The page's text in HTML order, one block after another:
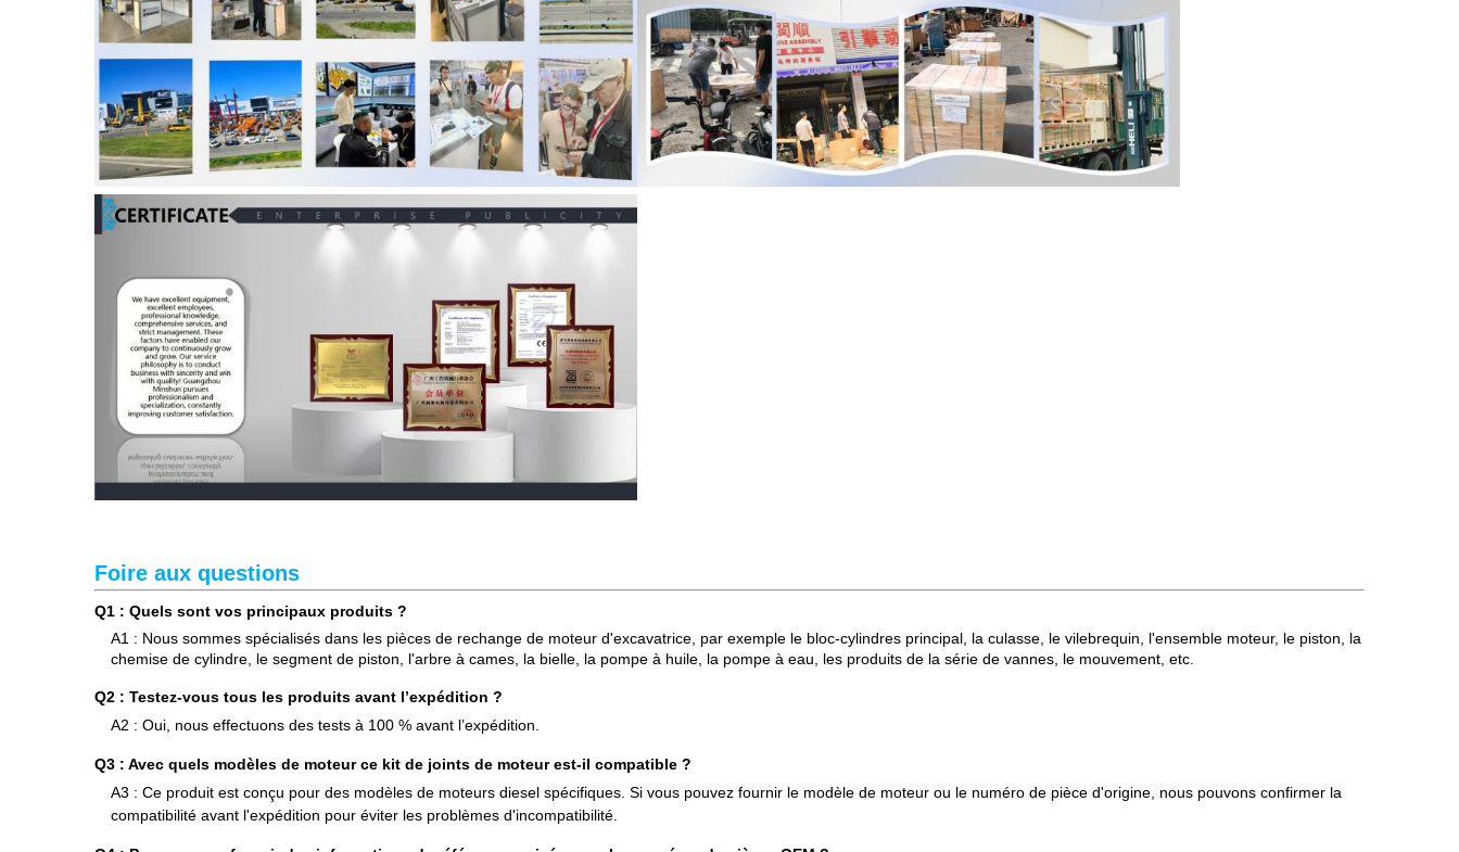
Foire aux questions
Q1 : Quels sont vos principaux produits ?
A1 : Nous sommes spécialisés dans les pièces de rechange de moteur d'excavatrice, par exemple le bloc-cylindres principal, la culasse, le vilebrequin, l'ensemble moteur, le piston, la
chemise de cylindre, le segment de piston, l'arbre à cames, la bielle, la pompe à huile, la pompe à eau, les produits de la série de vannes, le mouvement, etc.
Q2 : Testez-vous tous les produits avant l’expédition ?
A2 : Oui, nous effectuons des tests à 100 % avant l’expédition.
Q3 : Avec quels modèles de moteur ce kit de joints de moteur est-il compatible ?
A3 : Ce produit est conçu pour des modèles de moteurs diesel spécifiques. Si vous pouvez fournir le modèle de moteur ou le numéro de pièce d'origine, nous pouvons confirmer la
compatibilité avant l'expédition pour éviter les problèmes d'incompatibilité.